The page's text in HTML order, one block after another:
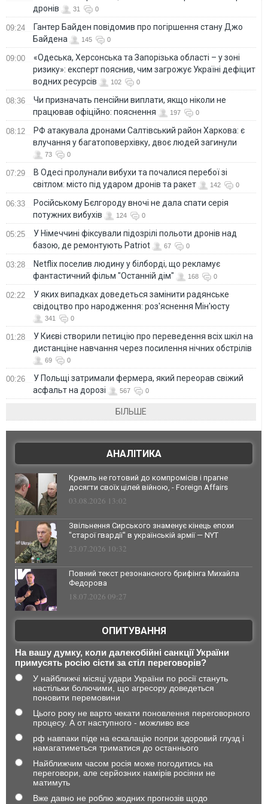
дронів
31 0
09:24
Гантер Байден повідомив про погіршення стану Джо
Байдена
145 0
09:00
«Одеська, Херсонська та Запорізька області – у зоні
ризику»: експерт пояснив, чим загрожує Україні дефіцит
водних ресурсів
102 0
08:36
Чи призначать пенсійни виплати, якщо ніколи не
працював офіційно: пояснення
197 0
08:12
РФ атакувала дронами Салтівський район Харкова: є
влучання у багатоповерхівку, двоє людей загинули
73 0
07:29
В Одесі пролунали вибухи та почалися перебої зі
світлом: місто під ударом дронів та ракет
142 0
06:33
Російському Бєлгороду вночі не дала спати серія
потужних вибухів
124 0
05:25
У Німеччині фіксували підозрілі польоти дронів над
базою, де ремонтують Patriot
67 0
03:28
Netflix поселив людину у білборді, що рекламує
фантастичний фільм "Останній дім"
168 0
02:22
У яких випадках доведеться замінити радянське
свідоцтво про народження: роз'яснення Мін'юсту
341 0
01:28
У Києві створили петицію про переведення всіх шкіл на
дистанціне навчання через посилення нічних обстрілів
69 0
00:26
У Польщі затримали фермера, який переорав свіжий
асфальт на дорозі
567 0
БІЛЬШЕ
АНАЛІТИКА
Кремль не готовий до компромісів і прагне
досягти своїх цілей війною, - Foreign Affairs
03.08.2026 13:02
Звільнення Сирського знаменує кінець епохи
"старої гвардії" в українській армії — NYT
23.07.2026 10:32
Повний текст резонансного брифінга Михайла
Федорова
18.07.2026 09:27
ОПИТУВАННЯ
На вашу думку, коли далекобійні санкції України
примусять росію сісти за стіл переговорів?
У найближчі місяці удари України по росії стануть
настільки болючими, що агресору доведеться
поновити перемовини
Цього року не варто чекати поновлення переговорного
процесу. А от наступного - можливо все
рф навпаки піде на ескалацію попри здоровий глузд і
намагатиметься триматися до останнього
Найближчим часом росія може погодитись на
переговори, але серйозних намірів росіяни не
матимуть
Вже давно не роблю жодних прогнозів щодо